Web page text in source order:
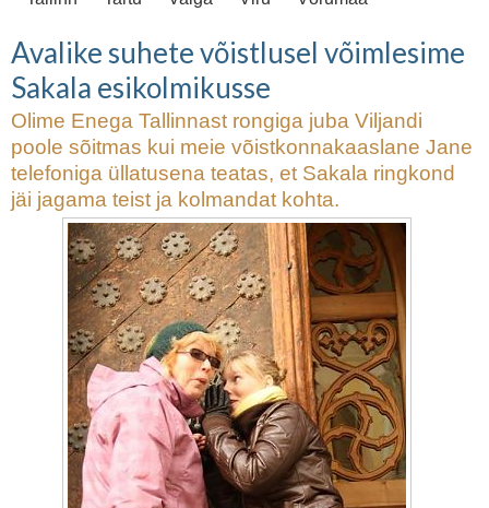
Avalike suhete võistlusel võimlesime
Sakala esikolmikusse
Olime Enega Tallinnast rongiga juba Viljandi
poole sõitmas kui meie võistkonnakaaslane Jane
telefoniga üllatusena teatas, et Sakala ringkond
jäi jagama teist ja kolmandat kohta.